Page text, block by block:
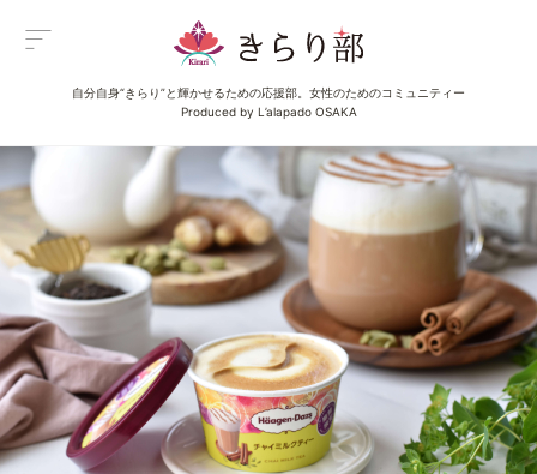
自分自身“きらり”と輝かせるための応援部。女性のためのコミュニティー
Produced by L’alapado OSAKA
Menu
All Posts 新着一覧
Category イベント
Category グルメ
Category ビューティ
Category エンタメ
Category ライフ